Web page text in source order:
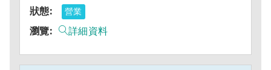
營業
詳細資料